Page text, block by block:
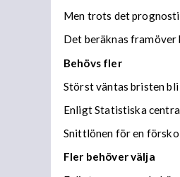
Men trots det
Det beräknas
Behövs fler
Störst väntas bristen
Enligt Statistiska
Snittlönen för en
Fler behöver välja